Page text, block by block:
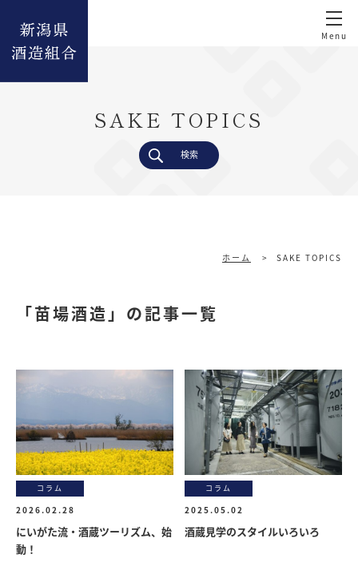
SAKE TOPICS
検索
ホーム > SAKE TOPICS
「苗場酒造」の記事一覧
にいがた流・酒蔵ツーリズム、始
動！
コラム
2026.02.28
酒蔵見学のスタイルいろいろ
コラム
2025.05.02